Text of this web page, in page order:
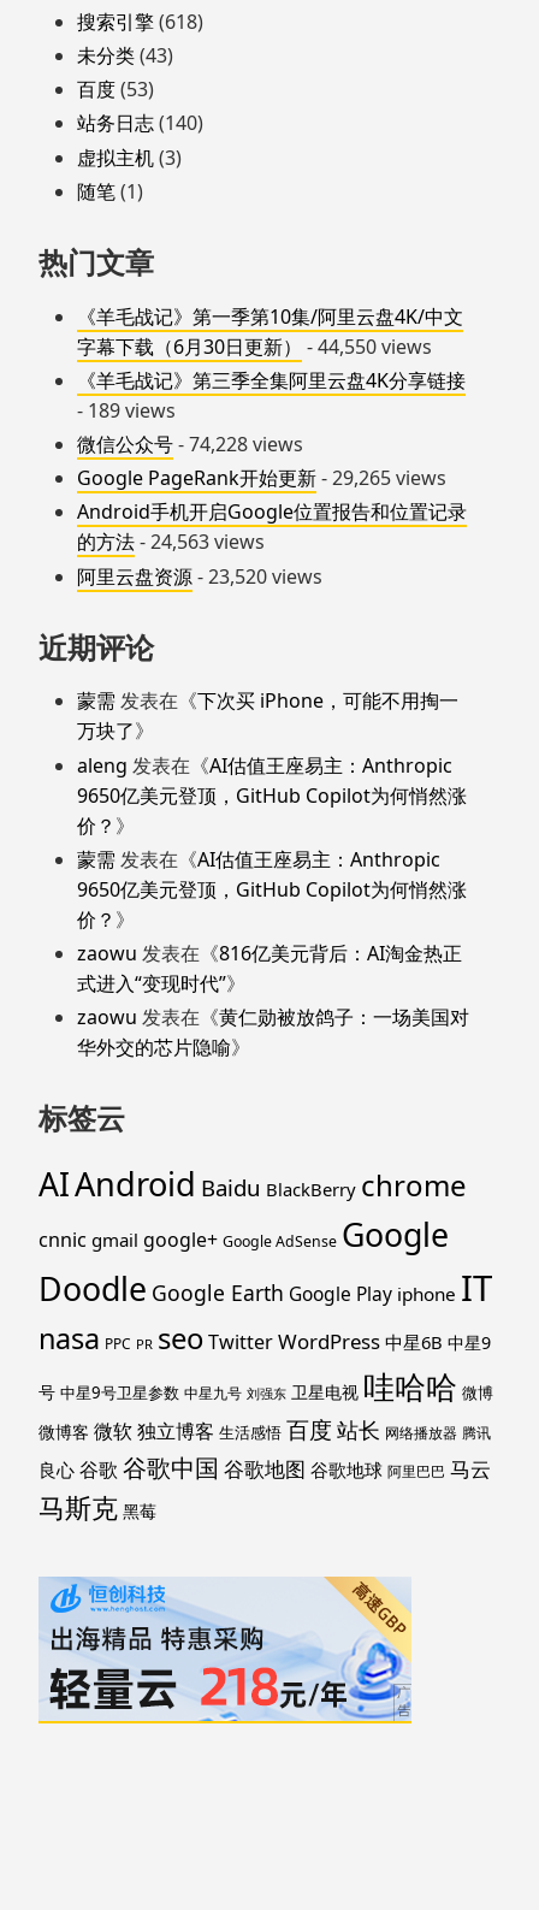
搜索引擎(618)
未分类(43)
百度(53)
站务日志(140)
虚拟主机(3)
随笔(1)
热门文章
《羊毛战记》第一季第10集/阿里云盘4K/中文
字幕下载（6月30日更新）
- 44,550 views
《羊毛战记》第三季全集阿里云盘4K分享链接
- 189 views
微信公众号- 74,228 views
Google PageRank开始更新- 29,265 views
Android手机开启Google位置报告和位置记录
的方法- 24,563 views
阿里云盘资源- 23,520 views
近期评论
蒙需 发表在《下次买 iPhone，可能不用掏一
万块了》
aleng 发表在《AI估值王座易主：Anthropic
9650亿美元登顶，GitHub Copilot为何悄然涨
价？ 》
蒙需 发表在《AI估值王座易主：Anthropic
9650亿美元登顶，GitHub Copilot为何悄然涨
价？ 》
zaowu 发表在《816亿美元背后：AI淘金热正
式进入“变现时代”》
zaowu 发表在《黄仁勋被放鸽子：一场美国对
华外交的芯片隐喻》
标签云
AIAndroid Baidu BlackBerry chrome
cnnic gmail google+ Google AdSense Google
Doodle Google Earth Google Play iphone IT
nasa PPC PR seoTwitterWordPress 中星6B 中星9
号 中星9号卫星参数 中星九号 刘强东 卫星电视 哇哈哈 微博
微博客 微软独立博客 生活感悟 百度 站长 网络播放器 腾讯
良心 谷歌 谷歌中国 谷歌地图 谷歌地球 阿里巴巴 马云
马斯克 黑莓